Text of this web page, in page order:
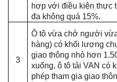
hợp với điều kiện thực
đa không quá 15%.
3
Ô tô vừa chở người
hàng) có khối lượng
giao thông nhỏ hơn
xuống, ô tô tải VAN có
phép tham gia giao